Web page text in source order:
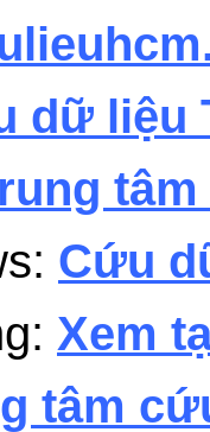
dữ liệu
Cứu
Xem
tâm